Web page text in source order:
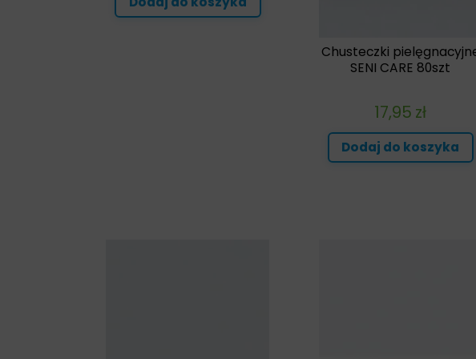
Chusteczki
SENI CARE 80szt
17,95 zł
Dodaj do koszyka